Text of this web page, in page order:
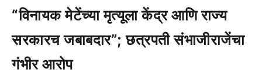
“विनायक मेटेंच्या मृत्यूला केंद्र आणि राज्य
सरकारच जबाबदार”; छत्रपती संभाजीराजेंचा
गंभीर आरोप